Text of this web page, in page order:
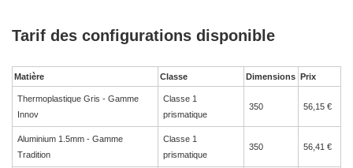
Tarif des configurations disponible
Matière Classe Dimensions Prix
Thermoplastique Gris - Gamme
Innov
Classe 1
prismatique
350 56,15 €
Aluminium 1.5mm - Gamme
Tradition
Classe 1
prismatique
350 56,41 €